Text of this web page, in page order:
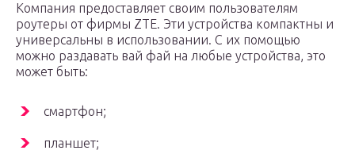
Компания предоставляет своим пользователям
роутеры от фирмы ZTE. Эти устройства компактны и
универсальны в использовании. С их помощью
можно раздавать вай фай на любые устройства, это
может быть:
смартфон;
планшет;